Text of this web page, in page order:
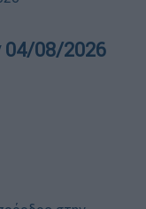
04/08/2026